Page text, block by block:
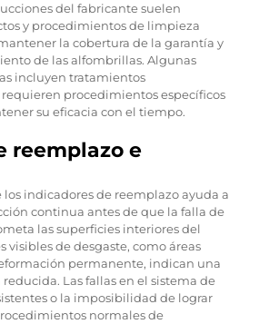
del fabricante suelen
y procedimientos de limpieza
la cobertura de la garantía y
de las alfombrillas. Algunas
incluyen tratamientos
procedimientos específicos
su eficacia con el tiempo.
reemplazo e
indicadores de reemplazo ayuda a
continua antes de que la falla de
las superficies interiores del
visibles de desgaste, como áreas
permanente, indican una
Las fallas en el sistema de
o la imposibilidad de lograr
normales de